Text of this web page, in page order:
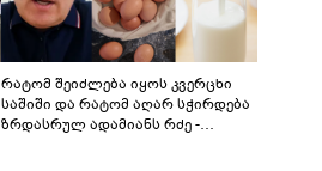
რატომ შეიძლება იყოს კვერცხი
საშიში და რატომ აღარ სჭირდება
ზრდასრულ ადამიანს რძე -